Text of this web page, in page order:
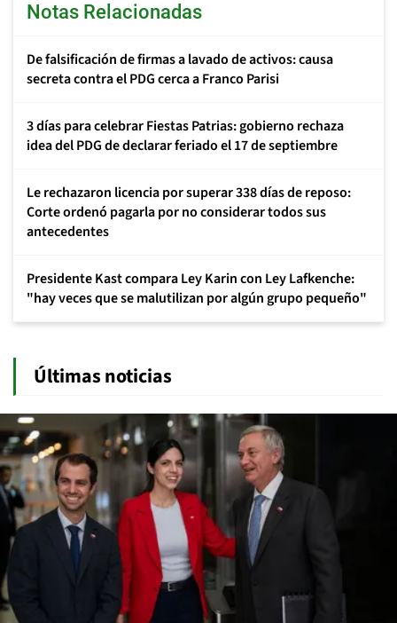
Notas Relacionadas
De falsificación de firmas a lavado de activos: causa
secreta contra el PDG cerca a Franco Parisi
3 días para celebrar Fiestas Patrias: gobierno rechaza
idea del PDG de declarar feriado el 17 de septiembre
Le rechazaron licencia por superar 338 días de reposo:
Corte ordenó pagarla por no considerar todos sus
antecedentes
Presidente Kast compara Ley Karin con Ley Lafkenche:
"hay veces que se malutilizan por algún grupo pequeño"
Últimas noticias